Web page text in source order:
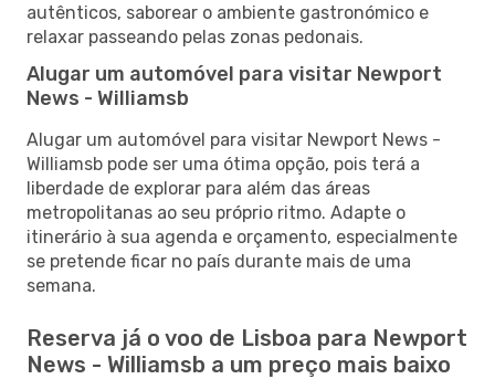
autênticos, saborear o ambiente gastronómico e
relaxar passeando pelas zonas pedonais.
Alugar um automóvel para visitar Newport
News - Williamsb
Alugar um automóvel para visitar Newport News -
Williamsb pode ser uma ótima opção, pois terá a
liberdade de explorar para além das áreas
metropolitanas ao seu próprio ritmo. Adapte o
itinerário à sua agenda e orçamento, especialmente
se pretende ficar no país durante mais de uma
semana.
Reserva já o voo de Lisboa para Newport
News - Williamsb a um preço mais baixo